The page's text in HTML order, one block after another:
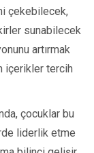
çekebilecek,
sunabilecek
artırmak
içerikler tercih
çocuklar bu
liderlik etme